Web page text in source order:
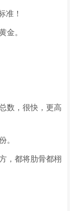
准！
金。
数，很快，更高
。
，都将肋骨都栩